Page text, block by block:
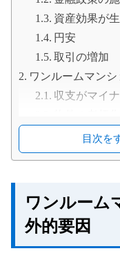
資産効果が
円安
取引の増加
ワンルームマン
収支がマイ
大規模修繕
ローン残債
ワンルームマンシ
専門性の高
2社以上に査
目次を
ワンルーム
外的要因